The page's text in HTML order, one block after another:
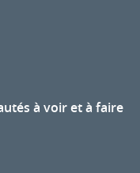
à voir et à faire